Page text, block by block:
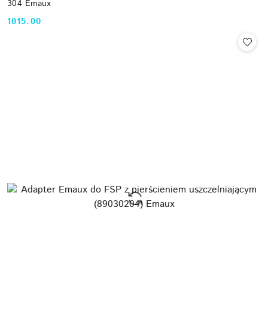
304 Emaux
Cena:
1015.00